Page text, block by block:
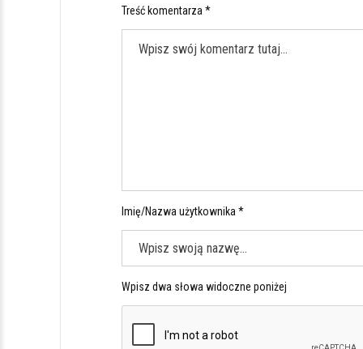
Treść komentarza *
Imię/Nazwa użytkownika *
Wpisz dwa słowa widoczne poniżej